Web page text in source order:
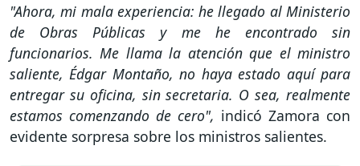
"Ahora, mi mala experiencia: he llegado al Ministerio
de Obras Públicas y me he encontrado sin
funcionarios. Me llama la atención que el ministro
saliente, Édgar Montaño, no haya estado aquí para
entregar su oficina, sin secretaria. O sea, realmente
estamos comenzando de cero", indicó Zamora con
evidente sorpresa sobre los ministros salientes.